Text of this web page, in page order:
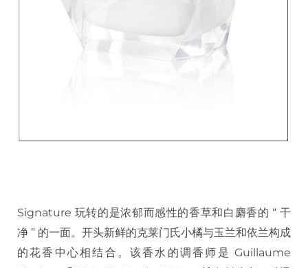
Signature 玩转的是浓郁而感性的香草和白麝香的 “ 干
净 ” 的一面。开头新鲜的克莱门氏小橘与玉兰和依兰构成
的花香中心相结合。该香水的调香师是 Guillaume